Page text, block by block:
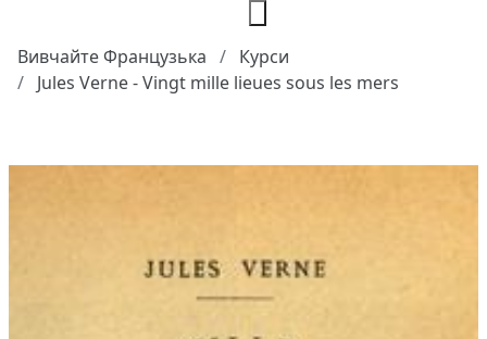
Вивчайте Французька
Курси
Jules Verne - Vingt mille lieues sous les mers